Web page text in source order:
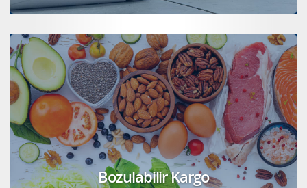
Bozulabilir Kargo